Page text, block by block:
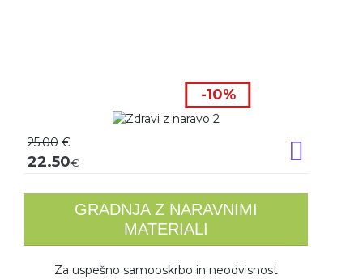
-10%
25.00 €
22.50€
GRADNJA Z NARAVNIMI
MATERIALI
Za uspešno samooskrbo in neodvisnost